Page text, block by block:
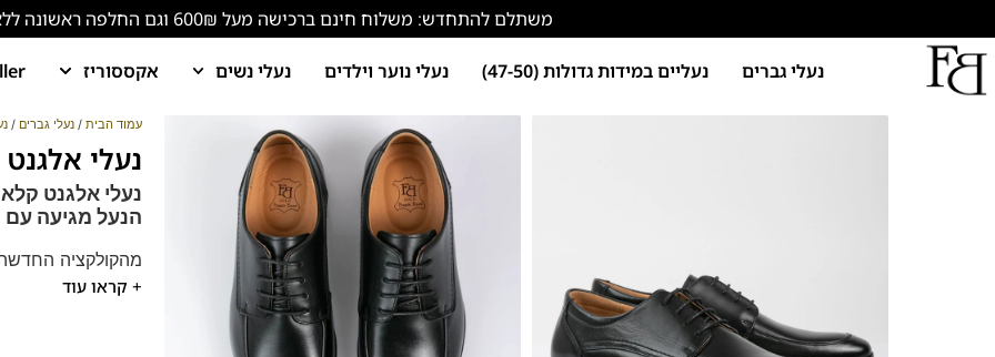
משתלם להתחדש: משלוח חינם ברכישה מעל 600₪ וגם החלפה ראשונה ללא עלות!
נעלי גברים נעליים במידות גדולות (47-50) נעלי נוער וילדים נעלי נשים אקססוריז
עמוד הבית / נעלי גברים /
נעלי אלגנט לגברים
נעלי אלגנט
הנעל מגיעה עם
מהקולקציה
נעלי אלגנט מעור
+ קראו עוד